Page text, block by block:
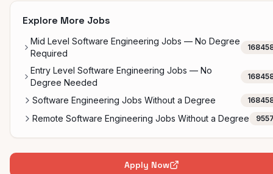
Explore More Jobs
Mid Level Software Engineering Jobs — No Degree
Required
Entry Level Software Engineering Jobs — No
Degree Needed
Software Engineering Jobs Without a Degree
Remote Software Engineering Jobs Without a Degree
Apply Now